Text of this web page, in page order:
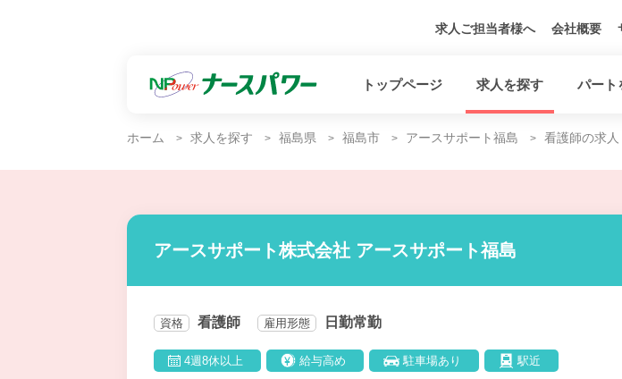
求人ご担当者様へ 会社概要
トップページ 求人を探す パート
ホーム 求人を探す 福島県 福島市 アースサポート福島 看護師の求人
アースサポート株式会社 アースサポート福島
資格 看護師 雇用形態 日勤常勤
4週8休以上 給与高め 駐車場あり 駅近